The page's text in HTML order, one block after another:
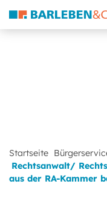
Startseite
Rechtsanwalt/
aus der RA-Kammer